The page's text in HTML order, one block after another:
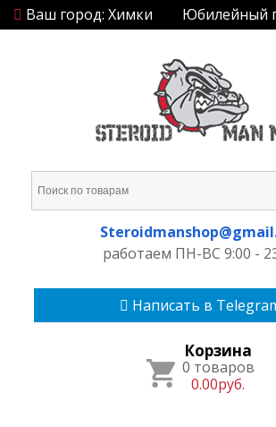
Ваш город: Химки Юбилейный
работаем ПН-ВС 9:00 -
Написать в
Корзина
0 товаров
0.00руб.